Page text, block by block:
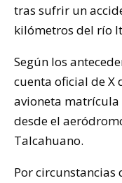
tras sufrir un
kilómetros del río
Según los
cuenta oficial de X
avioneta matrícula
desde el
Talcahuano.
Por circunstancias